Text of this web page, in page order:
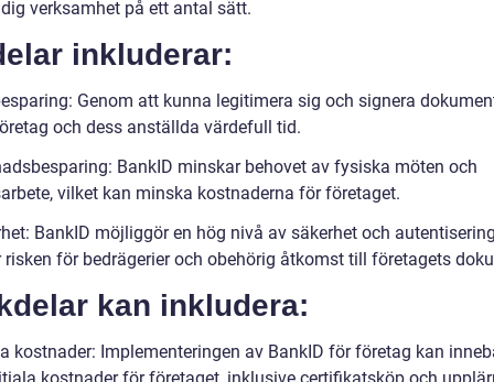
verksamhet på ett antal sätt.
inkluderar:
Genom att kunna legitimera sig och signera
och dess anställda värdefull tid.
BankID minskar behovet av fysiska möten och
vilket kan minska kostnaderna för företaget.
BankID möjliggör en hög nivå av säkerhet och
risken för bedrägerier och obehörig åtkomst till företagets
kan inkludera:
kostnader: Implementeringen av BankID för företag kan